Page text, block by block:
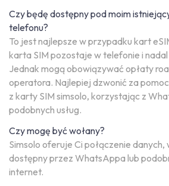
Czy będę dostępny pod moim
telefonu?
To jest najlepsze w przypadku kart
karta SIM pozostaje w telefonie i
Jednak mogą obowiązywać opłaty
operatora. Najlepiej dzwonić za
z karty SIM simsolo, korzystając z
podobnych usług.
Czy mogę być wołany?
Simsolo oferuje Ci połączenie
dostępny przez WhatsAppa lub
internet.